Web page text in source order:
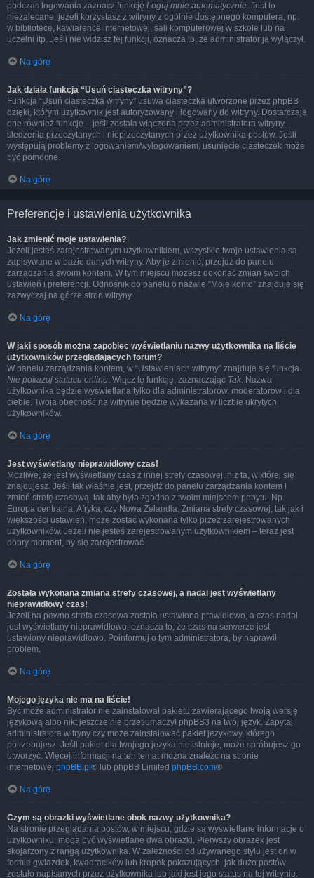
podczas logowania zaznacz funkcję Loguj mnie automatycznie. Jest to
niezalecane, jeżeli korzystasz z witryny z ogólnie dostępnego komputera, np.
w bibliotece, kawiarence internetowej, sali komputerowej w szkole lub na
uczelni itp. Jeśli nie widzisz tej funkcji, oznacza to, że administrator ją wyłączył.
Na górę
Jak działa funkcja “Usuń ciasteczka witryny”?
Funkcja “Usuń ciasteczka witryny” usuwa ciasteczka utworzone przez phpBB
dzięki, którym użytkownik jest autoryzowany i logowany do witryny. Dostarczają
one również funkcję – jeśli została włączona przez administratora witryny –
śledzenia przeczytanych i nieprzeczytanych przez użytkownika postów. Jeśli
występują problemy z logowaniem/wylogowaniem, usunięcie ciasteczek może
być pomocne.
Na górę
Preferencje i ustawienia użytkownika
Jak zmienić moje ustawienia?
Jeżeli jesteś zarejestrowanym użytkownikiem, wszystkie twoje ustawienia są
zapisywane w bazie danych witryny. Aby je zmienić, przejdź do panelu
zarządzania swoim kontem. W tym miejscu możesz dokonać zmian swoich
ustawień i preferencji. Odnośnik do panelu o nazwie “Moje konto” znajduje się
zazwyczaj na górze stron witryny.
Na górę
W jaki sposób można zapobiec wyświetlaniu nazwy użytkownika na liście
użytkowników przeglądających forum?
W panelu zarządzania kontem, w “Ustawieniach witryny” znajduje się funkcja
Nie pokazuj statusu online. Włącz tę funkcję, zaznaczając Tak. Nazwa
użytkownika będzie wyświetlana tylko dla administratorów, moderatorów i dla
ciebie. Twoja obecność na witrynie będzie wykazana w liczbie ukrytych
użytkowników.
Na górę
Jest wyświetlany nieprawidłowy czas!
Możliwe, że jest wyświetlany czas z innej strefy czasowej, niż ta, w której się
znajdujesz. Jeśli tak właśnie jest, przejdź do panelu zarządzania kontem i
zmień strefę czasową, tak aby była zgodna z twoim miejscem pobytu. Np.
Europa centralna, Afryka, czy Nowa Zelandia. Zmiana strefy czasowej, tak jak i
większości ustawień, może zostać wykonana tylko przez zarejestrowanych
użytkowników. Jeżeli nie jesteś zarejestrowanym użytkownikiem – teraz jest
dobry moment, by się zarejestrować.
Na górę
Została wykonana zmiana strefy czasowej, a nadal jest wyświetlany
nieprawidłowy czas!
Jeżeli na pewno strefa czasowa została ustawiona prawidłowo, a czas nadal
jest wyświetlany nieprawidłowo, oznacza to, że czas na serwerze jest
ustawiony nieprawidłowo. Poinformuj o tym administratora, by naprawił
problem.
Na górę
Mojego języka nie ma na liście!
Być może administrator nie zainstalował pakietu zawierającego twoją wersję
językową albo nikt jeszcze nie przetłumaczył phpBB3 na twój język. Zapytaj
administratora witryny czy może zainstalować pakiet językowy, którego
potrzebujesz. Jeśli pakiet dla twojego języka nie istnieje, może spróbujesz go
utworzyć. Więcej informacji na ten temat można znaleźć na stronie
internetowej phpBB.pl ® lub phpBB Limited phpBB.com®
Na górę
Czym są obrazki wyświetlane obok nazwy użytkownika?
Na stronie przeglądania postów, w miejscu, gdzie są wyświetlane informacje o
użytkowniku, mogą być wyświetlane dwa obrazki. Pierwszy obrazek jest
skojarzony z rangą użytkownika. W zależności od używanego stylu jest on w
formie gwiazdek, kwadracików lub kropek pokazujących, jak dużo postów
zostało napisanych przez użytkownika lub jaki jest jego status na tej witrynie.